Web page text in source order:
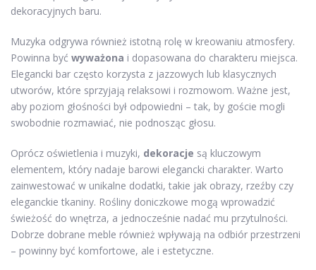
dekoracyjnych baru.
Muzyka odgrywa również istotną rolę w kreowaniu atmosfery.
Powinna być wyważona i dopasowana do charakteru miejsca.
Elegancki bar często korzysta z jazzowych lub klasycznych
utworów, które sprzyjają relaksowi i rozmowom. Ważne jest,
aby poziom głośności był odpowiedni – tak, by goście mogli
swobodnie rozmawiać, nie podnosząc głosu.
Oprócz oświetlenia i muzyki, dekoracje są kluczowym
elementem, który nadaje barowi elegancki charakter. Warto
zainwestować w unikalne dodatki, takie jak obrazy, rzeźby czy
eleganckie tkaniny. Rośliny doniczkowe mogą wprowadzić
świeżość do wnętrza, a jednocześnie nadać mu przytulności.
Dobrze dobrane meble również wpływają na odbiór przestrzeni
– powinny być komfortowe, ale i estetyczne.